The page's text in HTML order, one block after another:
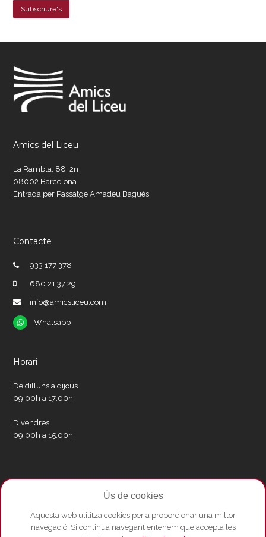
Amics del Liceu
La Rambla, 88, 2n
08002 Barcelona
Entrada per Passatge Amadeu Bagués
Contacte
933 177 378
680 21 37 29
info@amicsliceu.com
Whatsapp
Whatsapp
Horari
De dilluns a dijous
09:00h a 17:00h
Divendres
09:00h a 15:00h
Xarxes socials
TwitterFacebookInstagram
Whatsapp
Youtube
Ús de cookies
Aquesta web utilitza cookies per a proporcionar una millor
navegació. Si continua navegant entenem que accepta les